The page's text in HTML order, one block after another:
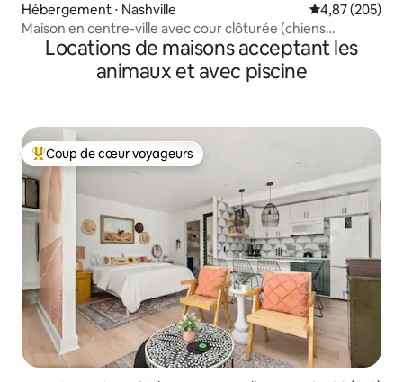
Hébergement ⋅ Nashville Évaluation
4,87 (205)
Maison en centre-ville avec cour clôturée (chiens
acceptés)
Locations de maisons acceptant les
animaux et avec piscine
Coups de cœur voyageurs les plus appréciés
Coup de cœur voyageurs